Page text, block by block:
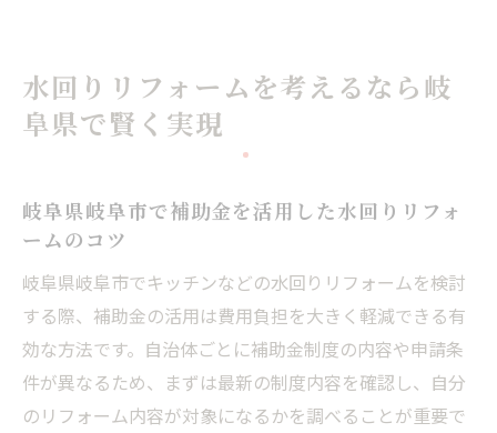
水回りリフォームを考えるなら岐
阜県で賢く実現
岐阜県岐阜市で補助金を活用した水回りリフォ
ームのコツ
岐阜県岐阜市でキッチンなどの水回りリフォームを検討
する際、補助金の活用は費用負担を大きく軽減できる有
効な方法です。自治体ごとに補助金制度の内容や申請条
件が異なるため、まずは最新の制度内容を確認し、自分
のリフォーム内容が対象になるかを調べることが重要で